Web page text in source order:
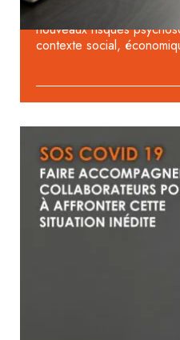
nouveaux risques
contexte social,